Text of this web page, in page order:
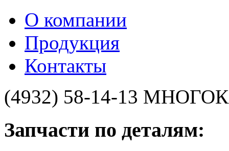
О компании
Продукция
Контакты
(4932) 58-14-13
Запчасти по деталям: